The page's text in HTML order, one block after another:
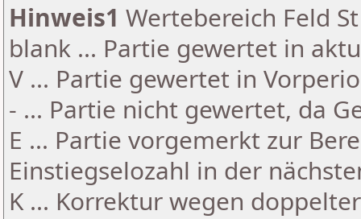
Hinweis1 Wertebereich Feld
blank ... Partie gewertet in
V ... Partie gewertet in
- ... Partie nicht gewertet, da
E ... Partie vorgemerkt zur
Einstiegselozahl in der
K ... Korrektur wegen